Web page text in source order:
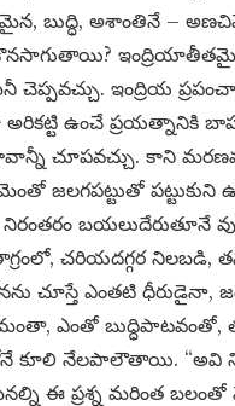
బుద్ధి, అశాంతినే –
ఇంద్రియాతీతమైన
ఇంద్రియ
ఉంచే ప్రయత్నానికి
చూపవచ్చు. కాని
జలగపట్టుతో
బయలుదేరుతూనే
చరియదగ్గర నిలబడి,
చూస్తే ఎంతటి ధీరుడైనా,
ఎంతో బుద్ధిపాటవంతో,
నేలపాలౌతాయి. “అవి
ఈ ప్రశ్న మరింత